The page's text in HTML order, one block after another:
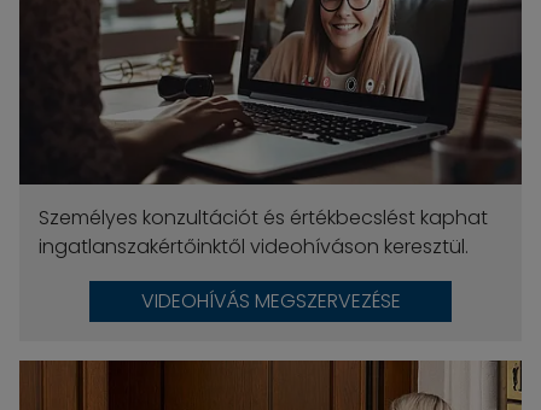
Személyes konzultációt és értékbecslést kaphat
ingatlanszakértőinktől videohíváson keresztül.
VIDEOHÍVÁS MEGSZERVEZÉSE